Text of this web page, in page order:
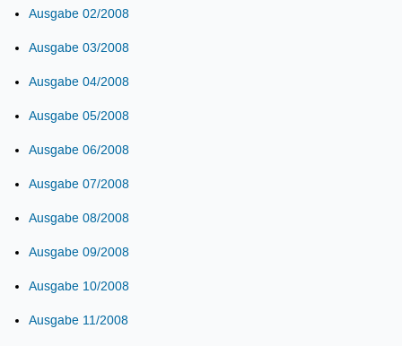
Ausgabe 02/2008
Ausgabe 03/2008
Ausgabe 04/2008
Ausgabe 05/2008
Ausgabe 06/2008
Ausgabe 07/2008
Ausgabe 08/2008
Ausgabe 09/2008
Ausgabe 10/2008
Ausgabe 11/2008